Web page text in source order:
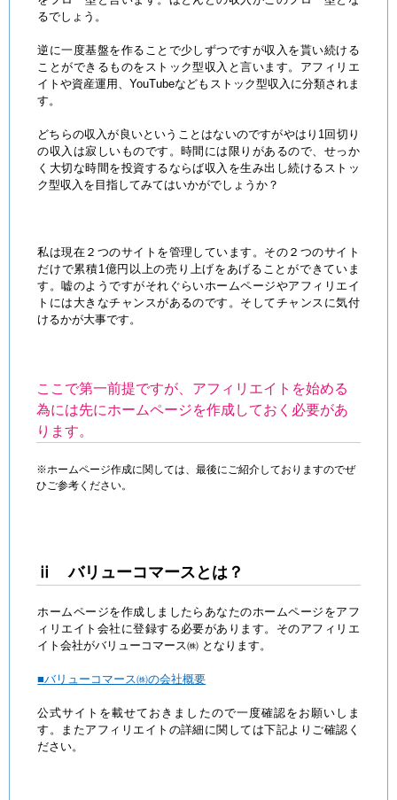
るでしょう。
逆に一度基盤を作ることで少しずつですが収入を貰い続ける
ことができるものをストック型収入と言います。アフィリエ
イトや資産運用、YouTubeなどもストック型収入に分類されま
す。
どちらの収入が良いということはないのですがやはり1回切り
の収入は寂しいものです。時間には限りがあるので、せっか
く大切な時間を投資するならば収入を生み出し続けるストッ
ク型収入を目指してみてはいかがでしょうか？
私は現在２つのサイトを管理しています。その２つのサイト
だけで累積1億円以上の売り上げをあげることができていま
す。嘘のようですがそれぐらいホームページやアフィリエイ
トには大きなチャンスがあるのです。そしてチャンスに気付
けるかが大事です。
ここで第一前提ですが、アフィリエイトを始める
為には先にホームページを作成しておく必要があ
ります。
※ホームページ作成に関しては、最後にご紹介しておりますのでぜ
ひご参考ください。
ⅱ バリューコマースとは？
ホームページを作成しましたらあなたのホームページをアフ
ィリエイト会社に登録する必要があります。そのアフィリエ
イト会社がバリューコマース㈱ となります。
■バリューコマース㈱の会社概要
公式サイトを載せておきましたので一度確認をお願いしま
す。またアフィリエイトの詳細に関しては下記よりご確認く
ださい。